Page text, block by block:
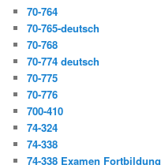
70-764
70-765-deutsch
70-768
70-774 deutsch
70-775
70-776
700-410
74-324
74-338
74-338 Examen Fortbildung